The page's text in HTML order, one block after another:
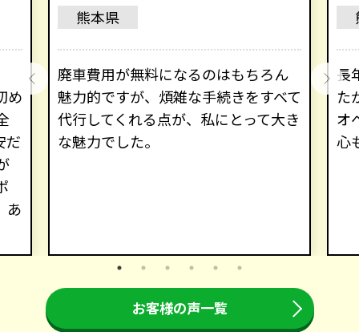
め
だ
あ
熊本県
廃車費用が無料になるのはもちろん
魅力的ですが、煩雑な手続きをすべて
代行してくれる点が、私にとって大き
な魅力でした。
長
た
オ
心
お客様の声一覧